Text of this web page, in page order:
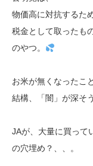
物価高に対抗するた
税金として取ったも
のやつ。
お米が無くなったこ
結構、「闇」が深そ
JAが、大量に買って
の穴埋め？、、。